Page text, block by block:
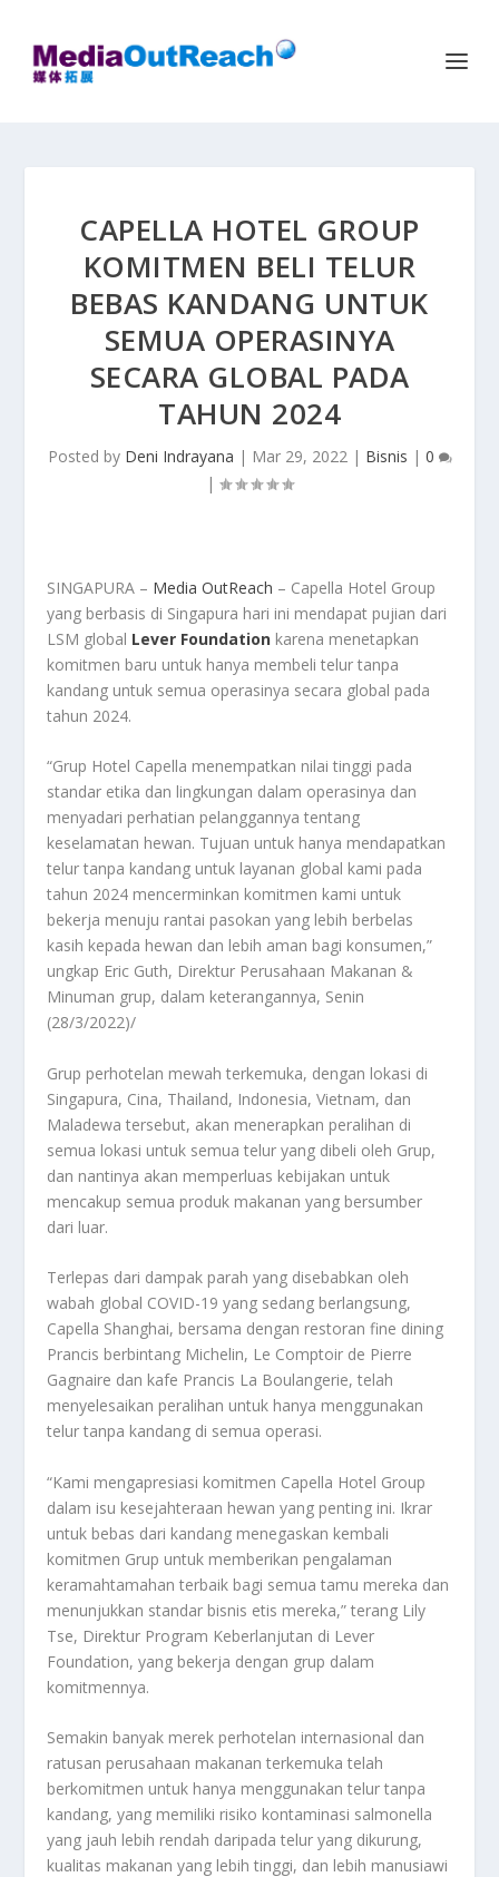
CAPELLA HOTEL GROUP
KOMITMEN BELI TELUR
BEBAS KANDANG UNTUK
SEMUA OPERASINYA
SECARA GLOBAL PADA
TAHUN 2024
Posted by Deni Indrayana | Mar 29, 2022| Bisnis | 0
|
SINGAPURA – Media OutReach – Capella Hotel Group
yang berbasis di Singapura hari ini mendapat pujian dari
LSM global Lever Foundation karena menetapkan
komitmen baru untuk hanya membeli telur tanpa
kandang untuk semua operasinya secara global pada
tahun 2024.
“Grup Hotel Capella menempatkan nilai tinggi pada
standar etika dan lingkungan dalam operasinya dan
menyadari perhatian pelanggannya tentang
keselamatan hewan. Tujuan untuk hanya mendapatkan
telur tanpa kandang untuk layanan global kami pada
tahun 2024 mencerminkan komitmen kami untuk
bekerja menuju rantai pasokan yang lebih berbelas
kasih kepada hewan dan lebih aman bagi konsumen,”
ungkap Eric Guth, Direktur Perusahaan Makanan &
Minuman grup, dalam keterangannya, Senin
(28/3/2022)/
Grup perhotelan mewah terkemuka, dengan lokasi di
Singapura, Cina, Thailand, Indonesia, Vietnam, dan
Maladewa tersebut, akan menerapkan peralihan di
semua lokasi untuk semua telur yang dibeli oleh Grup,
dan nantinya akan memperluas kebijakan untuk
mencakup semua produk makanan yang bersumber
dari luar.
Terlepas dari dampak parah yang disebabkan oleh
wabah global COVID-19 yang sedang berlangsung,
Capella Shanghai, bersama dengan restoran fine dining
Prancis berbintang Michelin, Le Comptoir de Pierre
Gagnaire dan kafe Prancis La Boulangerie, telah
menyelesaikan peralihan untuk hanya menggunakan
telur tanpa kandang di semua operasi.
“Kami mengapresiasi komitmen Capella Hotel Group
dalam isu kesejahteraan hewan yang penting ini. Ikrar
untuk bebas dari kandang menegaskan kembali
komitmen Grup untuk memberikan pengalaman
keramahtamahan terbaik bagi semua tamu mereka dan
menunjukkan standar bisnis etis mereka,” terang Lily
Tse, Direktur Program Keberlanjutan di Lever
Foundation, yang bekerja dengan grup dalam
komitmennya.
Semakin banyak merek perhotelan internasional dan
ratusan perusahaan makanan terkemuka telah
berkomitmen untuk hanya menggunakan telur tanpa
kandang, yang memiliki risiko kontaminasi salmonella
yang jauh lebih rendah daripada telur yang dikurung,
kualitas makanan yang lebih tinggi, dan lebih manusiawi